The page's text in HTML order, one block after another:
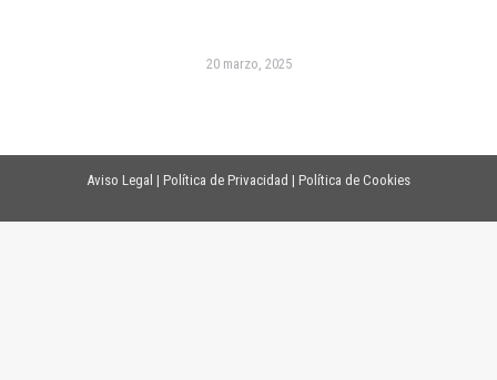
20 marzo, 2025
Aviso Legal | Política de Privacidad | Política de Cookies